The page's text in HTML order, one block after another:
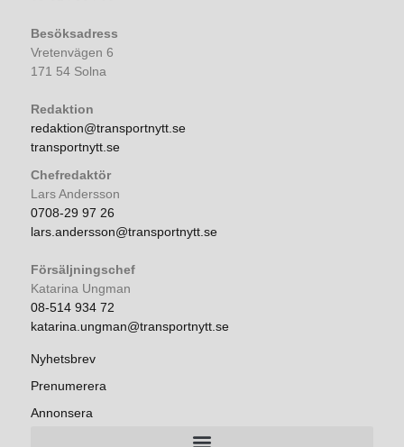
Besöksadress
Vretenvägen 6
171 54 Solna
Redaktion
redaktion@transportnytt.se
transportnytt.se
Chefredaktör
Lars Andersson
0708-29 97 26
lars.andersson@transportnytt.se
Försäljningschef
Katarina Ungman
08-514 934 72
katarina.ungman@transportnytt.se
Nyhetsbrev
Prenumerera
Annonsera